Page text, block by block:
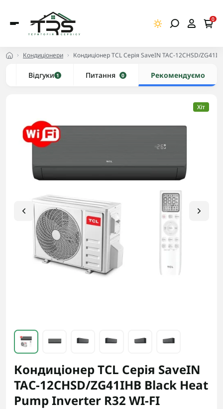
0
Кондиціонери Кондиціонер TCL Серія SaveIN TAC-12CHSD/
Відгуки 1 Питання 0 Рекомендуємо
Хіт
Кондиціонер TCL Серія SaveIN
TAC-12CHSD/ZG41IHB Black Heat
Pump Inverter R32 WI-FI